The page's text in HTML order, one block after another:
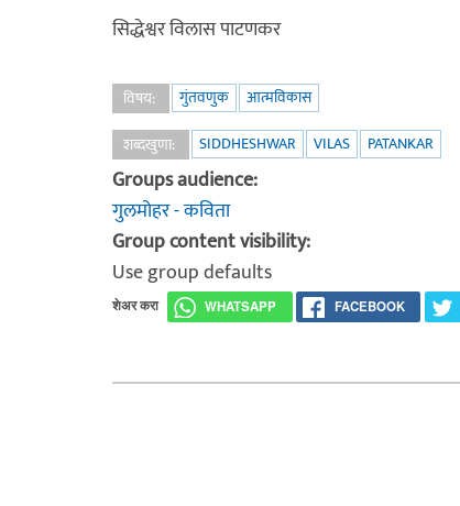
सिद्धेश्वर विलास पाटणकर
विषय: गुंतवणुक
आत्मविकास
शब्दखुणा:
SIDDHESHWAR VILAS PATANKAR
Groups audience:
गुलमोहर - कविता
Group content visibility:
Use group defaults
शेअर करा WHATSAPP FACEBOOK